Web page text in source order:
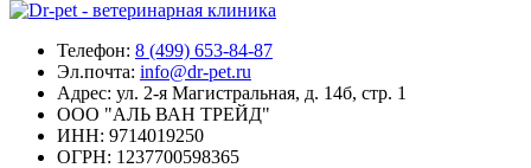
Телефон: 8 (499) 653-84-87
Эл.почта: info@dr-pet.ru
Адрес: ул. 2-я Магистральная, д. 14б, стр. 1
ООО "АЛЬ ВАН ТРЕЙД"
ИНН: 9714019250
ОГРН: 1237700598365